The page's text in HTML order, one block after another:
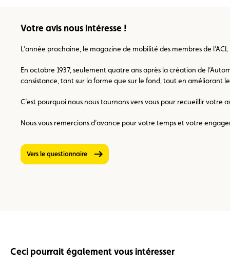
Votre avis nous intéresse !
L’année prochaine, le magazine de mobilité des membres de
En octobre 1937, seulement quatre ans après la création de
consistance, tant sur la forme que sur le fond, tout en améliorant
C’est pourquoi nous nous tournons vers vous pour recueillir
Nous vous remercions d’avance pour votre temps et votre
Vers le questionnaire
Ceci pourrait également vous intéresser